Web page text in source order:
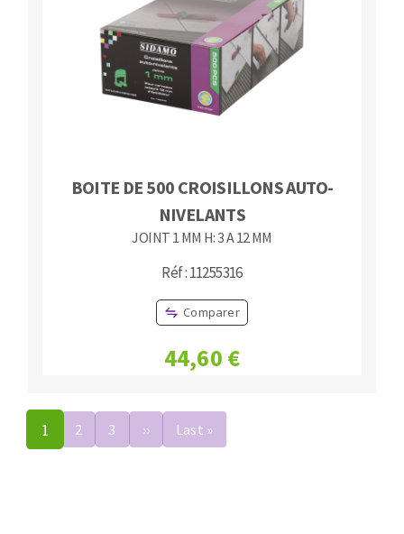
BOITE DE 500 CROISILLONS AUTO-
NIVELANTS
JOINT 1 MM H: 3 A 12 MM
Réf : 11255316
Comparer
44,60 €
Pagination
1 2 3 ›› Page
suivante
Last »
page